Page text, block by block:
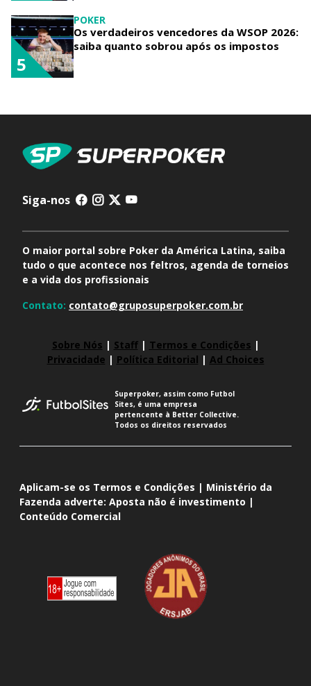
POKER
Os verdadeiros vencedores da WSOP 2026:
saiba quanto sobrou após os impostos
5
Siga-nos
O maior portal sobre Poker da América Latina, saiba
tudo o que acontece nos feltros, agenda de torneios
e a vida dos profissionais
Contato: contato@gruposuperpoker.com.br
Sobre Nós | Staff| Termos e Condições |
Privacidade | Política Editorial | Ad Choices
Superpoker, assim como Futbol
Sites, é uma empresa
pertencente à Better Collective.
Todos os direitos reservados
Aplicam-se os Termos e Condições | Ministério da
Fazenda adverte: Aposta não é investimento |
Conteúdo Comercial